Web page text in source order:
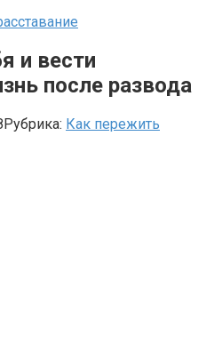
и вести
после развода
Рубрика: Как пережить